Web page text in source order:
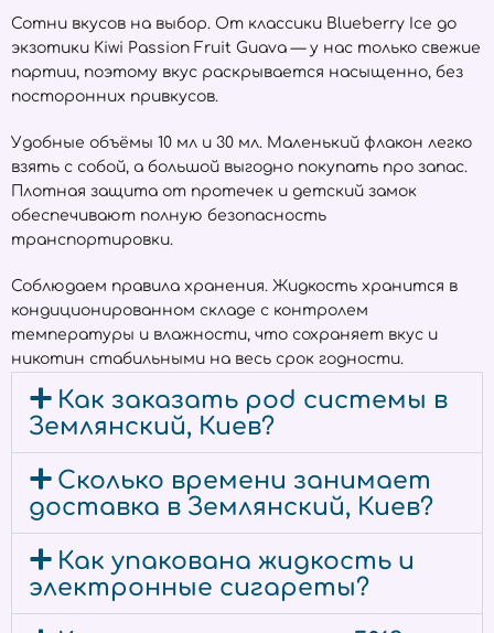
Сотни вкусов на выбор. От классики Blueberry Ice до
экзотики Kiwi Passion Fruit Guava — у нас только свежие
партии, поэтому вкус раскрывается насыщенно, без
посторонних привкусов.
Удобные объёмы 10 мл и 30 мл. Маленький флакон легко
взять с собой, а большой выгодно покупать про запас.
Плотная защита от протечек и детский замок
обеспечивают полную безопасность
транспортировки.
Соблюдаем правила хранения. Жидкость хранится в
кондиционированном складе с контролем
температуры и влажности, что сохраняет вкус и
никотин стабильными на весь срок годности.
Как заказать pod системы в
Землянский, Киев?
Сколько времени занимает
доставка в Землянский, Киев?
Как упакована жидкость и
электронные сигареты?